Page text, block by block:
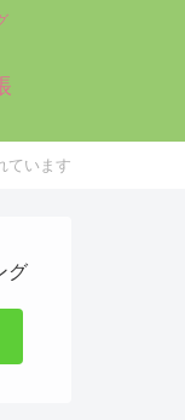
ています
グ